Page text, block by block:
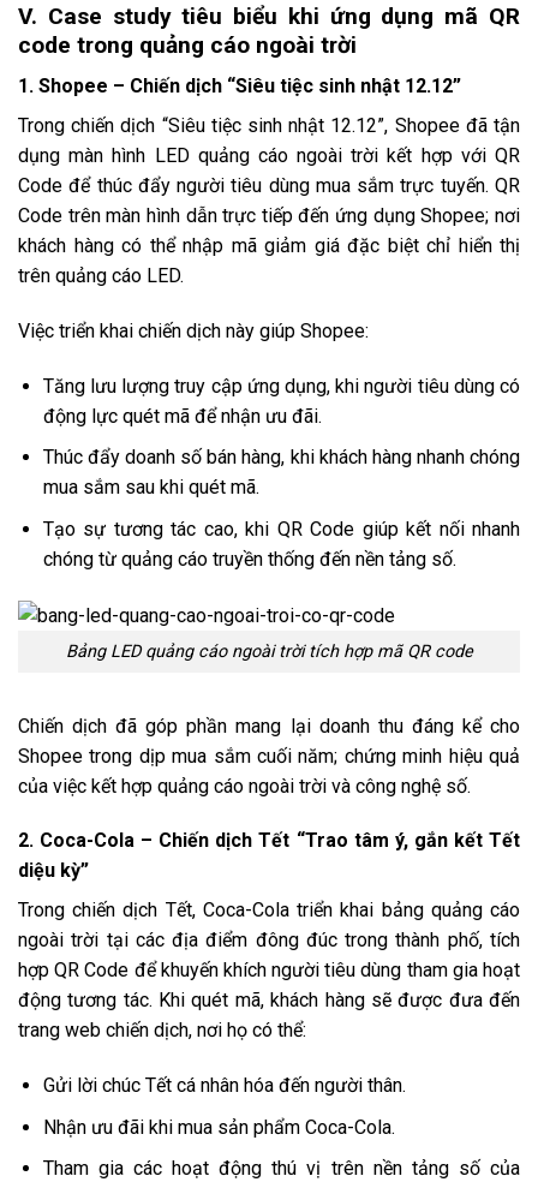
V. Case study tiêu biểu khi ứng dụng mã QR
code trong quảng cáo ngoài trời
1. Shopee – Chiến dịch “Siêu tiệc sinh nhật 12.12”
Trong chiến dịch “Siêu tiệc sinh nhật 12.12”, Shopee đã tận
dụng màn hình LED quảng cáo ngoài trời kết hợp với QR
Code để thúc đẩy người tiêu dùng mua sắm trực tuyến. QR
Code trên màn hình dẫn trực tiếp đến ứng dụng Shopee; nơi
khách hàng có thể nhập mã giảm giá đặc biệt chỉ hiển thị
trên quảng cáo LED.
Việc triển khai chiến dịch này giúp Shopee:
Tăng lưu lượng truy cập ứng dụng, khi người tiêu dùng có
động lực quét mã để nhận ưu đãi.
Thúc đẩy doanh số bán hàng, khi khách hàng nhanh chóng
mua sắm sau khi quét mã.
Tạo sự tương tác cao, khi QR Code giúp kết nối nhanh
chóng từ quảng cáo truyền thống đến nền tảng số.
Bảng LED quảng cáo ngoài trời tích hợp mã QR code
Chiến dịch đã góp phần mang lại doanh thu đáng kể cho
Shopee trong dịp mua sắm cuối năm; chứng minh hiệu quả
của việc kết hợp quảng cáo ngoài trời và công nghệ số.
2. Coca-Cola – Chiến dịch Tết “Trao tâm ý, gắn kết Tết
diệu kỳ”
Trong chiến dịch Tết, Coca-Cola triển khai bảng quảng cáo
ngoài trời tại các địa điểm đông đúc trong thành phố, tích
hợp QR Code để khuyến khích người tiêu dùng tham gia hoạt
động tương tác. Khi quét mã, khách hàng sẽ được đưa đến
trang web chiến dịch, nơi họ có thể:
Gửi lời chúc Tết cá nhân hóa đến người thân.
Nhận ưu đãi khi mua sản phẩm Coca-Cola.
Tham gia các hoạt động thú vị trên nền tảng số của